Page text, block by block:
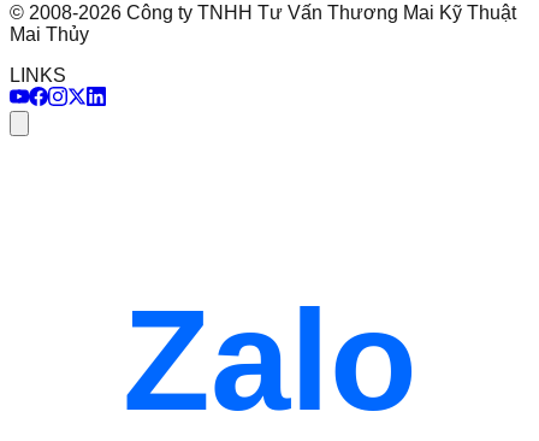
© 2008-2026 Công ty TNHH Tư Vấn Thương Mai Kỹ Thuật
Mai Thủy
LINKS
Zalo